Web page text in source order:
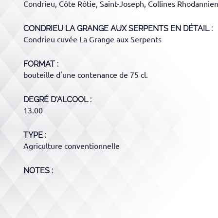
Condrieu, Côte Rôtie, Saint-Joseph, Collines
CONDRIEU LA GRANGE AUX SERPENTS EN DÉTAIL :
Condrieu cuvée La Grange aux Serpents
FORMAT
bouteille d'une contenance de 75 cl.
DEGRÉ D'ALCOOL
13.00
TYPE
Agriculture conventionnelle
NOTES :